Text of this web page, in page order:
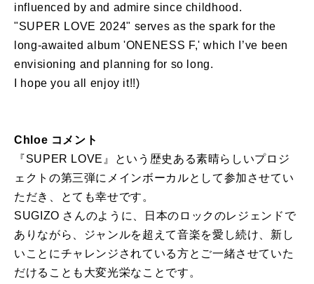
influenced by and admire since childhood.
"SUPER LOVE 2024" serves as the spark for the
long-awaited album 'ONENESS F,' which I’ve been
envisioning and planning for so long.
I hope you all enjoy it!!)
Chloe コメント
『SUPER LOVE』という歴史ある素晴らしいプロジ
ェクトの第三弾にメインボーカルとして参加させてい
ただき、とても幸せです。
SUGIZO さんのように、日本のロックのレジェンドで
ありながら、ジャンルを超えて音楽を愛し続け、新し
いことにチャレンジされている方とご一緒させていた
だけることも大変光栄なことです。